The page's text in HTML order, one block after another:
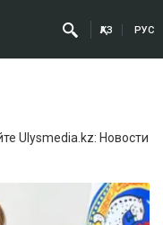
ҚАЗ РУС
Ulysmedia.kz: Новости